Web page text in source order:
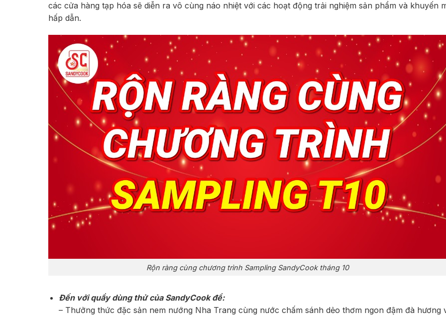
các cửa hàng tạp hóa sẽ diễn ra vô cùng náo nhiệt với các hoạt động trải nghiệm sản phẩm và khuyến
hấp dẫn.
Rộn ràng cùng chương trình Sampling SandyCook tháng 10
Đến với quầy dùng thử của SandyCook để:
– Thưởng thức đặc sản nem nướng Nha Trang cùng nước chấm sánh dẻo thơm ngon đậm đà hương